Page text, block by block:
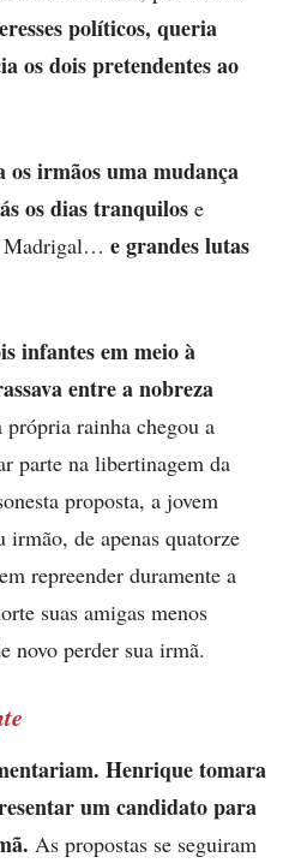
políticos, queria
os dois pretendentes ao
irmãos uma mudança
os dias tranquilos e
Madrigal… e grandes lutas
infantes em meio à
entre a nobreza
própria rainha chegou a
parte na libertinagem da
proposta, a jovem
irmão, de apenas quatorze
repreender duramente a
suas amigas menos
novo perder sua irmã.
Henrique tomara
um candidato para
As propostas se seguiram